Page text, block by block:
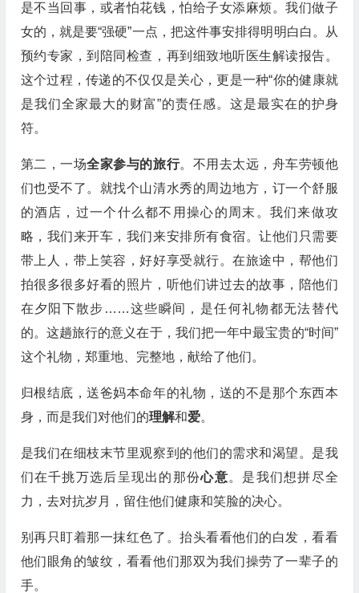
是不当回事，或者怕花钱，怕给子女添麻烦。我们做子
女的，就是要“强硬”一点，把这件事安排得明明白白。从
预约专家，到陪同检查，再到细致地听医生解读报告。
这个过程，传递的不仅仅是关心，更是一种“你的健康就
是我们全家最大的财富”的责任感。这是最实在的护身
符。
第二，一场全家参与的旅行。不用去太远，舟车劳顿他
们也受不了。就找个山清水秀的周边地方，订一个舒服
的酒店，过一个什么都不用操心的周末。我们来做攻
略，我们来开车，我们来安排所有食宿。让他们只需要
带上人，带上笑容，好好享受就行。在旅途中，帮他们
拍很多很多好看的照片，听他们讲过去的故事，陪他们
在夕阳下散步……这些瞬间，是任何礼物都无法替代
的。这趟旅行的意义在于，我们把一年中最宝贵的“时间”
这个礼物，郑重地、完整地，献给了他们。
归根结底，送爸妈本命年的礼物，送的不是那个东西本
身，而是我们对他们的理解和爱。
是我们在细枝末节里观察到的他们的需求和渴望。是我
们在千挑万选后呈现出的那份心意。是我们想拼尽全
力，去对抗岁月，留住他们健康和笑脸的决心。
别再只盯着那一抹红色了。抬头看看他们的白发，看看
他们眼角的皱纹，看看他们那双为我们操劳了一辈子的
手。